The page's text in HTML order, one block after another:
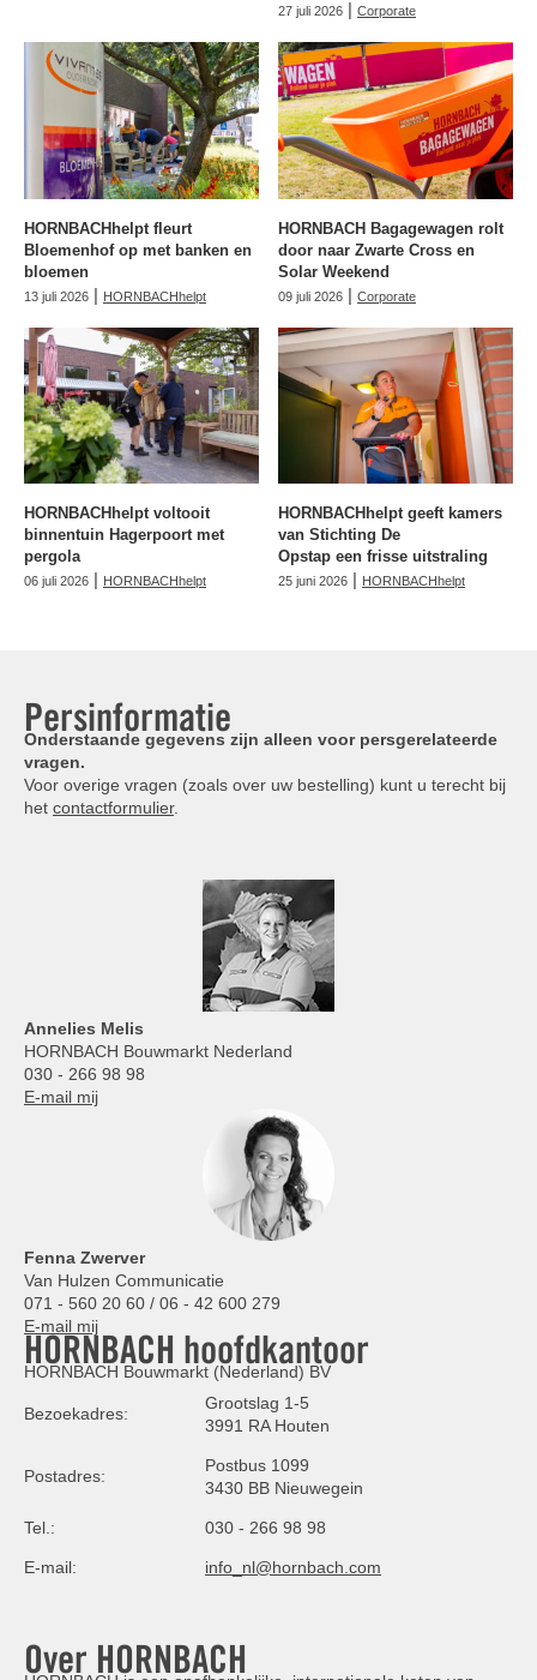
27 juli 2026 | Corporate
HORNBACHhelpt fleurt
Bloemenhof op met banken en
bloemen
13 juli 2026 | HORNBACHhelpt
HORNBACH Bagagewagen rolt
door naar Zwarte Cross en
Solar Weekend
09 juli 2026 | Corporate
HORNBACHhelpt voltooit
binnentuin Hagerpoort met
pergola
06 juli 2026 | HORNBACHhelpt
HORNBACHhelpt geeft kamers
van Stichting De
Opstap een frisse uitstraling
25 juni 2026 | HORNBACHhelpt
Persinformatie
Onderstaande gegevens zijn alleen voor persgerelateerde
vragen.
Voor overige vragen (zoals over uw bestelling) kunt u terecht bij
het contactformulier.
Annelies Melis
HORNBACH Bouwmarkt Nederland
030 - 266 98 98
E-mail mij
Fenna Zwerver
Van Hulzen Communicatie
071 - 560 20 60 / 06 - 42 600 279
E-mail mij
HORNBACH hoofdkantoor
HORNBACH Bouwmarkt (Nederland) BV
Bezoekadres:
Grootslag 1-5
3991 RA Houten
Postadres:
Postbus 1099
3430 BB Nieuwegein
Tel.: 030 - 266 98 98
E-mail: info_nl@hornbach.com
Over HORNBACH